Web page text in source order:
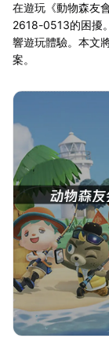
在遊玩《動物森友
2618-0513的困擾
響遊玩體驗。本文
案。